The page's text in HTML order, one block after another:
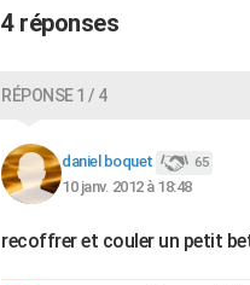
4 réponses
RÉPONSE 1 / 4
daniel boquet 65
10 janv. 2012 à 18:48
recoffrer et couler un petit